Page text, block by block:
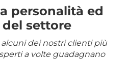
personalità ed
settore
alcuni dei nostri clienti più
a volte guadagnano